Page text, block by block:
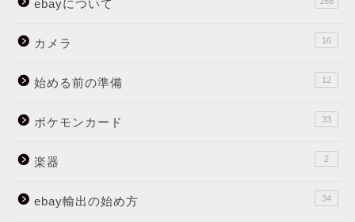
ebayについて
カメラ 16
始める前の準備 12
ポケモンカード 33
楽器 2
ebay輸出の始め方 34